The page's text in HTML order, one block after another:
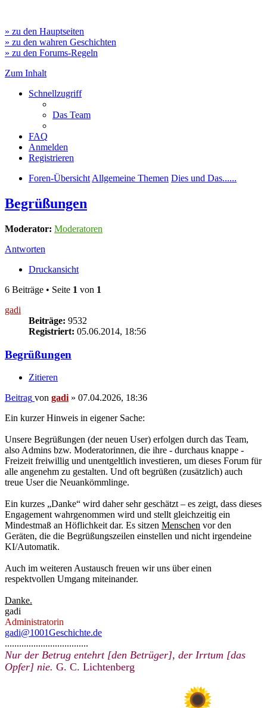
» zu den Hauptseiten
» zu den wahren Geschichten
» zu den Forums-Regeln
Zum Inhalt
Schnellzugriff
Das Team
FAQ
Anmelden
Registrieren
Foren-Übersicht Allgemeine Themen Dies und Das......
Begrüßungen
Moderator: Moderatoren
Antworten
Druckansicht
6 Beiträge • Seite 1 von 1
gadi
Beiträge: 9532
Registriert: 05.06.2014, 18:56
Begrüßungen
Zitieren
Beitrag von gadi » 07.04.2026, 18:36
Ein kurzer Hinweis in eigener Sache:
Unsere Begrüßungen (der neuen User) erfolgen durch das Team,
also Admins bzw. Moderatorinnen, die ihre - durchaus knappe -
Freizeit freiwillig und unentgeltlich investieren, um dieses Forum für
alle angenehm zu gestalten. Und oft begrüßen (zusätzlich) auch
treue User die Neuankömmlinge.
Ein kurzes „Danke“ wird daher sehr geschätzt – es zeigt, dass dieses
Engagement wahrgenommen wird und stellt gleichzeitig ein
Mindestmaß an Höflichkeit dar. Es sitzen Menschen vor den
Geräten, die die Begrüßungszeilen einstellen und nicht irgendeine
KI/Automatik.
Auch im weiteren Austausch freuen wir uns über einen
respektvollen Umgang miteinander.
Danke.
gadi
Administratorin
gadi@1001Geschichte.de
...................................
Nur der Betrug entehrt [den Betrüger], der Irrtum [das
Opfer] nie. G. C. Lichtenberg